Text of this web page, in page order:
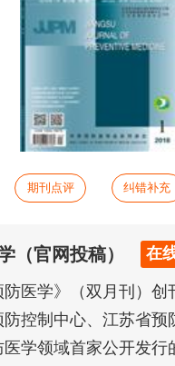
期刊点评 纠错补充
（官网投稿） 在
防医学》（双月刊）创
控制中心、江苏省预
学领域首家公开发行